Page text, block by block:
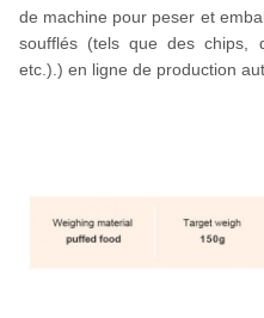
de machine pour peser et
soufflés (tels que des chips,
etc.).) en ligne de production